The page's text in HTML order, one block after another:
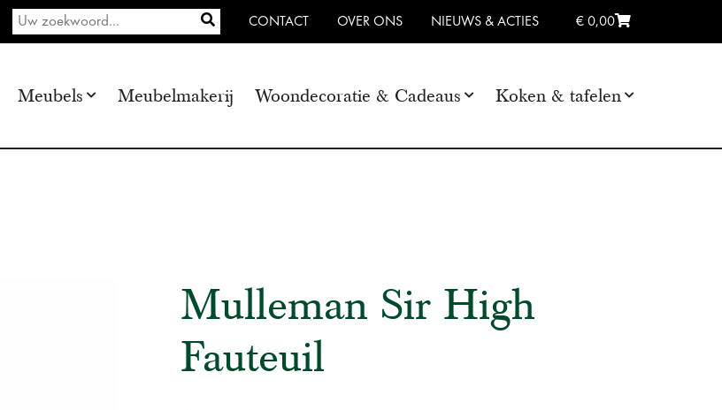
CONTACT OVER ONS NIEUWS & ACTIES € 0,00
Meubels Meubelmakerij Woondecoratie & Cadeaus Koken & tafelen
Mulleman Sir High
Fauteuil